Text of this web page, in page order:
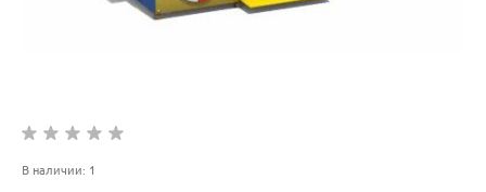
В наличии: 1